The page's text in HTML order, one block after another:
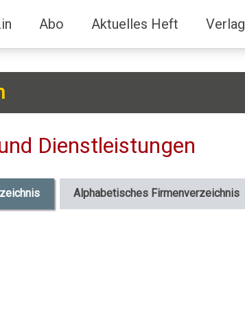
Abo Aktuelles Heft Verlag
Dienstleistungen
Alphabetisches Firmenverzeichnis